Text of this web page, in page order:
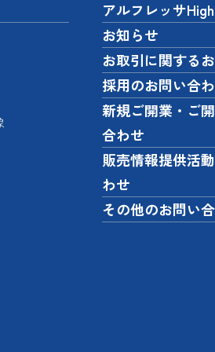
アルフレッサ
お知らせ
お取引に関する
採用のお問い合
新規ご開業・ご
合わせ
販売情報提供活
わせ
その他のお問い